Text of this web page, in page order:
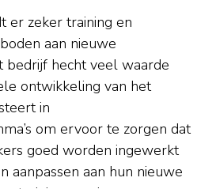
er zeker training en
aan nieuwe
bedrijf hecht veel waarde
ontwikkeling van het
in
om ervoor te zorgen dat
goed worden ingewerkt
aanpassen aan hun nieuwe